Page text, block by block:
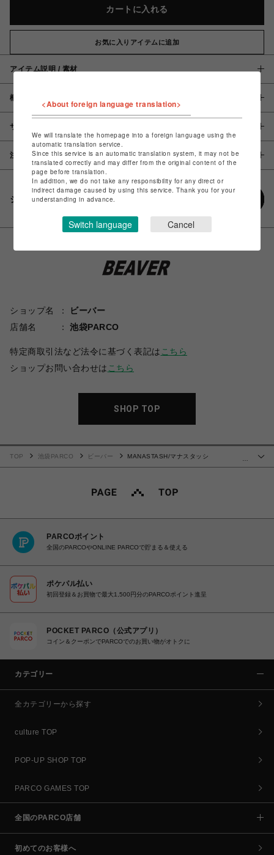
カートに入れる
お気に入りアイテムに追加
アイテム説明 / 素材
概要
サイズ
注意事項
シェアする
ショップ名
ビーバー
店舗名
池袋PARCO
特定商取引法など法令に基づく表記は こちら
ショップお問い合わせは こちら
SHOP TOP
TOP 池袋PARCO ビーバー
MANASTASH/マナスタッシ
PARCOポイント
全国のPARCOやONLINE PARCOで貯まる＆使える
ポケパル払い
初回登録＆お買物で最大1,500円分のPARCOポイント進呈
POCKET PARCO（公式アプリ）
コイン＆クーポンでPARCOでのお買い物がオトクに
カテゴリー
全カテゴリーから探す
culture TOP
POP-UP SHOP TOP
PARCO GAMES TOP
全国のPARCO店舗
初めてのお客様へ
<About foreign language translation>
We will translate the homepage into a foreign language using the
automatic translation service.
Since this service is an automatic translation system, it may not be
translated correctly and may differ from the original content of the
page before translation.
In addition, we do not take any responsibility for any direct or
indirect damage caused by using this service. Thank you for your
understanding in advance.
Switch language Cancel